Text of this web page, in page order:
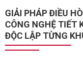
GIẢI PHÁP ĐIỀU
CÔNG NGHỆ TIẾT
ĐỘC LẬP TỪNG